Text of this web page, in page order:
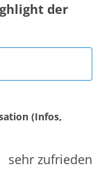
der
(Infos,
sehr zufrieden